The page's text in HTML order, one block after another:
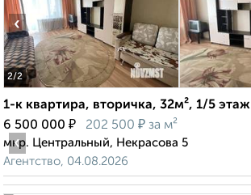
2/2
‹
1-к квартира, вторичка, 32м², 1/5 этаж
6 500 000 ₽ 202 500 ₽ за м²
мкр. Центральный, Некрасова 5
Агентство, 04.08.2026
‹